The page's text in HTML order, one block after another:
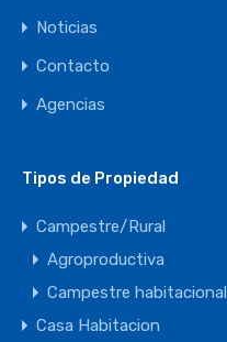
Noticias
Contacto
Agencias
Tipos de Propiedad
Campestre/Rural
Agroproductiva
Campestre habitacional
Casa Habitacion